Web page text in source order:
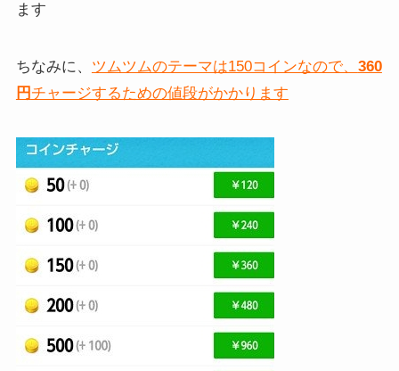
ます
ちなみに、 ツムツムのテーマは150コインなので、 360
円 チャージするための値段がかかります